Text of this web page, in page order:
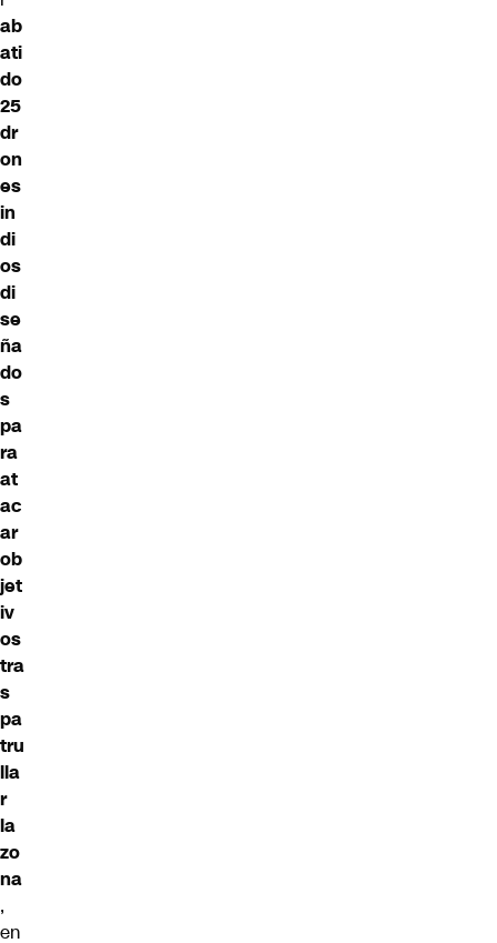
ab
ati
do
25
dr
on
es
in
di
os
di
se
ña
do
s
pa
ra
at
ac
ar
ob
jet
iv
os
tra
s
pa
tru
lla
r
la
zo
na
,
en